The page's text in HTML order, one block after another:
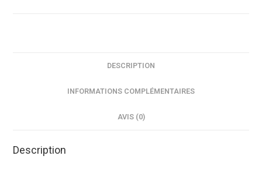
DESCRIPTION
INFORMATIONS COMPLÉMENTAIRES
AVIS (0)
Description